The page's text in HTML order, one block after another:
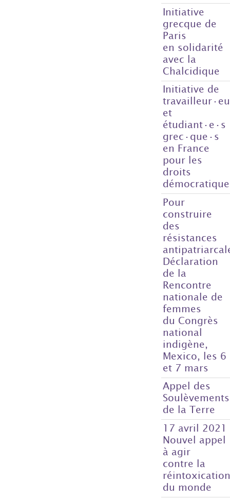
Initiative
grecque de
Paris
en solidarité
avec la
Chalcidique
Initiative de
et
étudiant·e·s
grec·que·s
en France
pour les
droits
Pour
construire
des
résistances
Déclaration
de la
Rencontre
nationale de
femmes
du Congrès
national
indigène,
Mexico, les 6
et 7 mars
Appel des
Soulèvements
de la Terre
17 avril 2021
Nouvel appel
à agir
contre la
du monde